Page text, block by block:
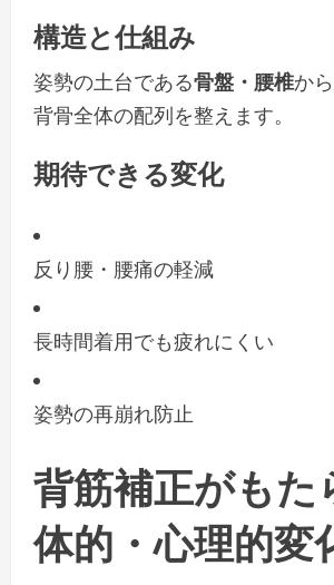
構造と仕組み
姿勢の土台である骨盤・腰椎から
背骨全体の配列を整えます。
期待できる変化
反り腰・腰痛の軽減
長時間着用でも疲れにくい
姿勢の再崩れ防止
背筋補正がもた
体的・心理的変